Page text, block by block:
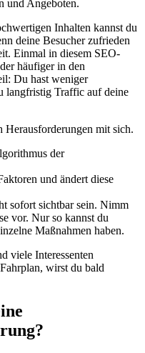
und Angeboten.
Inhalten kannst du
deine Besucher zufrieden
Einmal in diesem SEO-
häufiger in den
Du hast weniger
langfristig Traffic auf deine
Herausforderungen mit sich.
der
und ändert diese
sofort sichtbar sein. Nimm
vor. Nur so kannst du
Maßnahmen haben.
viele Interessenten
wirst du bald